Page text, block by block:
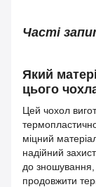
Часті
Який
цього
Цей чохол
міцний
надійний
до
продовжити